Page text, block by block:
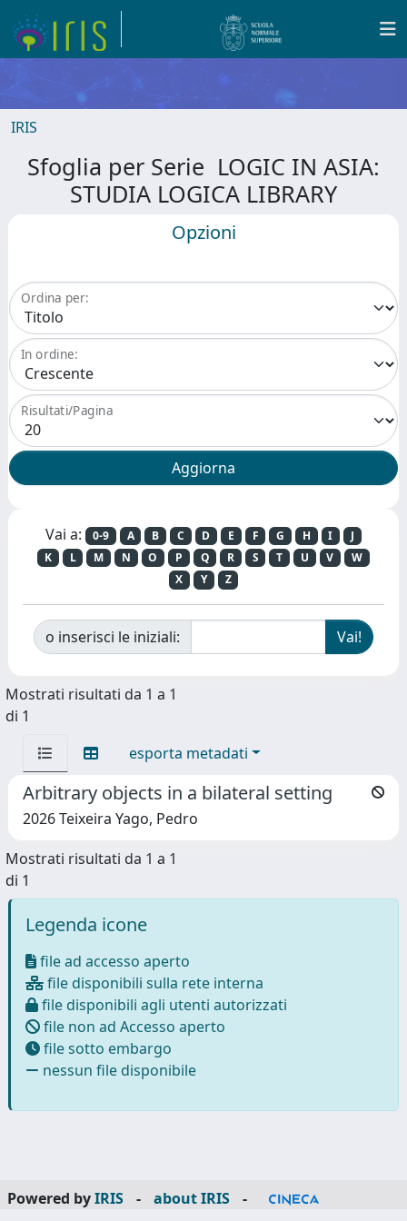
IRIS
Sfoglia per Serie LOGIC IN ASIA:
STUDIA LOGICA LIBRARY
Opzioni
Ordina per:
In ordine:
Risultati/Pagina
Vai a: 0-9 A B C D E F G H I
J
K
L M N O P Q R S T U V
W
X
Y Z
o inserisci le iniziali:
Mostrati risultati da 1 a 1
di 1
esporta metadati
Arbitrary objects in a bilateral setting
2026 Teixeira Yago, Pedro
Mostrati risultati da 1 a 1
di 1
Legenda icone
file ad accesso aperto
file disponibili sulla rete interna
file disponibili agli utenti autorizzati
file non ad Accesso aperto
file sotto embargo
nessun file disponibile
Powered byIRIS - about IRIS
-